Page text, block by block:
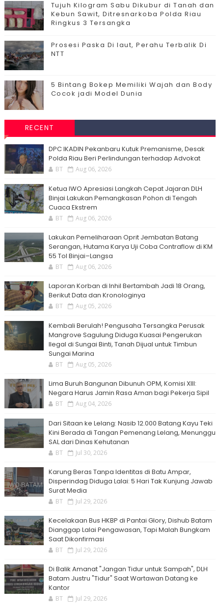
Tujuh Kilogram Sabu Dikubur di Tanah dan
Kebun Sawit, Ditresnarkoba Polda Riau
Ringkus 3 Tersangka
Prosesi Paska Di laut, Perahu Terbalik Di
NTT
5 Bintang Bokep Memiliki Wajah dan Body
Cocok jadi Model Dunia
RECENT
DPC IKADIN Pekanbaru Kutuk Premanisme, Desak
Polda Riau Beri Perlindungan terhadap Advokat
BT Aug 06, 2026
Ketua IWO Apresiasi Langkah Cepat Jajaran DLH
Binjai Lakukan Pemangkasan Pohon di Tengah
Cuaca Ekstrem
BT Aug 06, 2026
Lakukan Pemeliharaan Oprit Jembatan Batang
Serangan, Hutama Karya Uji Coba Contraflow di KM
55 Tol Binjai–Langsa
BT Aug 06, 2026
Laporan Korban di Inhil Bertambah Jadi 18 Orang,
Berikut Data dan Kronologinya
BT Aug 05, 2026
Kembali Berulah! Pengusaha Tersangka Perusak
Mangrove Sagulung Diduga Kuasai Pengerukan
Ilegal di Sungai Binti, Tanah Dijual untuk Timbun
Sungai Marina
BT Aug 05, 2026
Lima Buruh Bangunan Dibunuh OPM, Komisi XIII:
Negara Harus Jamin Rasa Aman bagi Pekerja Sipil
BT Aug 04, 2026
Dari Sitaan ke Lelang: Nasib 12.000 Batang Kayu Teki
Kini Berada di Tangan Pemenang Lelang, Menunggu
SAL dari Dinas Kehutanan
BT Jul 30, 2026
Karung Beras Tanpa Identitas di Batu Ampar,
Disperindag Diduga Lalai: 5 Hari Tak Kunjung Jawab
Surat Media
BT Jul 29, 2026
Kecelakaan Bus HKBP di Pantai Glory, Dishub Batam
Dianggap Lalai Pengawasan, Tapi Malah Bungkam
Saat Dikonfirmasi
BT Jul 29, 2026
Di Balik Amanat "Jangan Tidur untuk Sampah", DLH
Batam Justru "Tidur" Saat Wartawan Datang ke
Kantor
BT Jul 29, 2026